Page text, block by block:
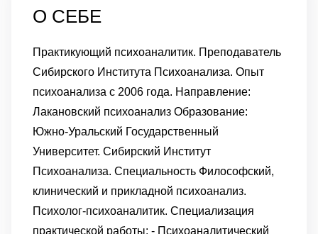
О СЕБЕ
Практикующий психоаналитик. Преподаватель
Сибирского Института Психоанализа. Опыт
психоанализа с 2006 года. Направление:
Лакановский психоанализ Образование:
Южно-Уральский Государственный
Университет. Сибирский Институт
Психоанализа. Специальность Философский,
клинический и прикладной психоанализ.
Психолог-психоаналитик. Специализация
практической работы: - Психоаналитический